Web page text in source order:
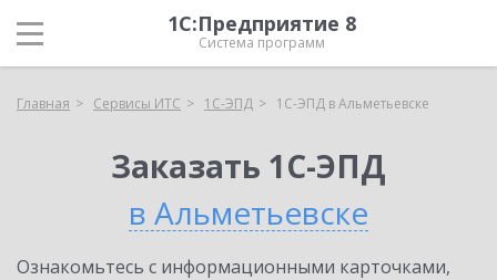
1С:Предприятие 8
Система программ
Главная Сервисы ИТС 1С-ЭПД 1С-ЭПД в Альметьевске
Заказать 1С-ЭПД
в Альметьевске
Ознакомьтесь с информационными карточками,